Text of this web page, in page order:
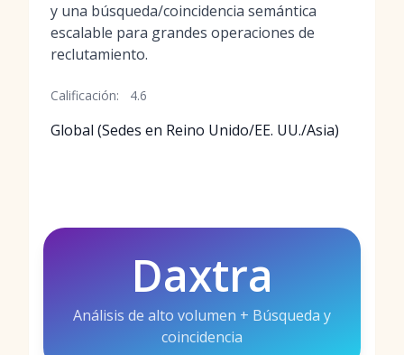
y una búsqueda/coincidencia semántica
escalable para grandes operaciones de
reclutamiento.
Calificación: 4.6
Global (Sedes en Reino Unido/EE. UU./Asia)
Daxtra
Análisis de alto volumen + Búsqueda y
coincidencia